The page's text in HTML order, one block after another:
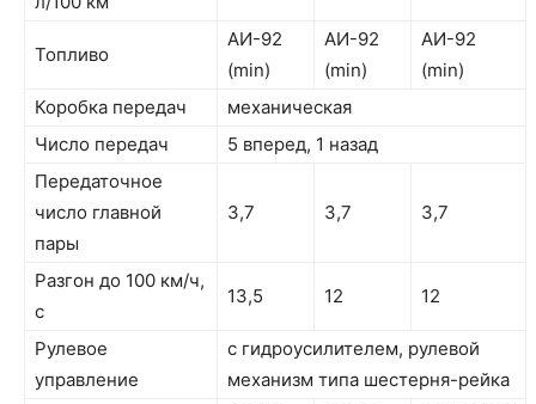
Топливо
АИ-92
(min)
АИ-92
(min)
АИ-92
(min)
Коробка передач
механическая
Число передач
5 вперед, 1 назад
Передаточное
число главной
пары
3,7 3,7 3,7
Разгон до 100 км/ч,
с
13,5 12 12
Рулевое
управление
с гидроусилителем, рулевой
механизм типа шестерня-рейка